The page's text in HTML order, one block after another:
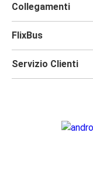
Collegamenti
FlixBus
Servizio Clienti